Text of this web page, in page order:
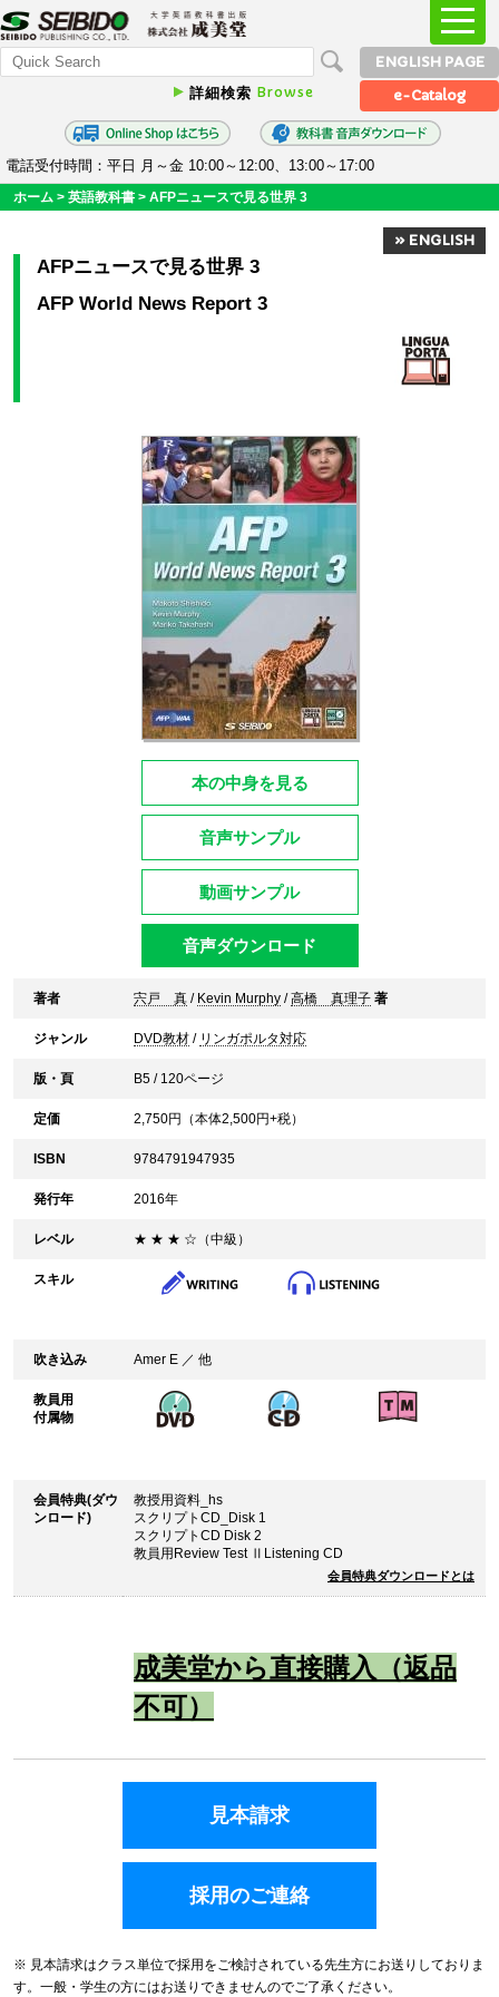
詳細検索 Browse
ENGLISH PAGE
e-Catalog
電話受付時間：平日 月～金 10:00～12:00、13:00～17:00
ホーム > 英語教科書 > AFPニュースで見る世界 3
» ENGLISH
AFPニュースで見る世界 3
AFP World News Report 3
本の中身を見る
音声サンプル
動画サンプル
音声ダウンロード
著者 宍戸 真 / Kevin Murphy /高橋 真理子 著
ジャンル DVD教材 / リンガポルタ対応
版・頁 B5 / 120ページ
定価 2,750円（本体2,500円+税）
ISBN 9784791947935
発行年 2016年
レベル ★ ★ ★ ☆（中級）
スキル
吹き込み Amer E ／ 他
教員用
付属物
会員特典(ダウ
ンロード)
教授用資料_hs
スクリプトCD_Disk 1
スクリプトCD Disk 2
教員用Review Test ⅡListening CD
会員特典ダウンロードとは
成美堂から直接購入（返品
不可）
見本請求
採用のご連絡
※ 見本請求はクラス単位で採用をご検討されている先生方にお送りしておりま
す。一般・学生の方にはお送りできませんのでご了承ください。